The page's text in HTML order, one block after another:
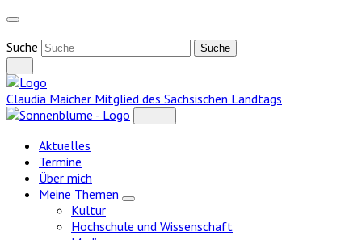
Weiter
Inhalt
Suche
Claudia Maicher Mitglied des Sächsischen Landtags
Aktuelles
Termine
Über mich
Meine Themen
Zeige
Kultur
Hochschule und Wissenschaft